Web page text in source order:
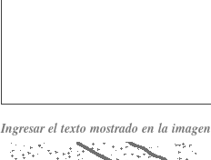
Ingresar el texto mostrado en la imagen